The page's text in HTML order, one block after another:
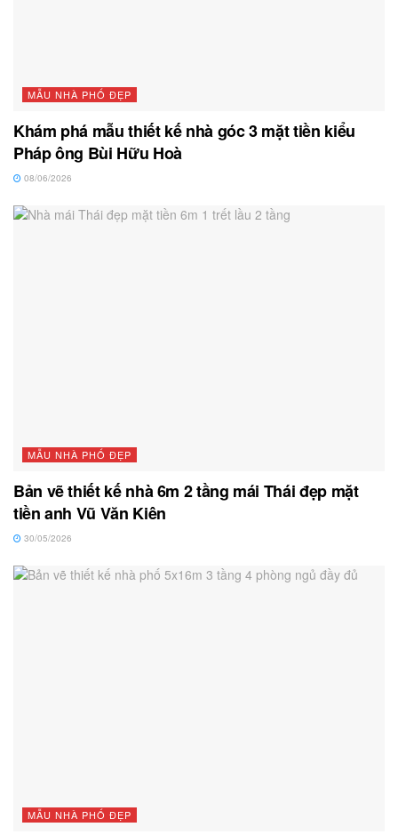
MẪU NHÀ PHỐ ĐẸP
Khám phá mẫu thiết kế nhà góc 3 mặt tiền kiểu
Pháp ông Bùi Hữu Hoà
08/06/2026
MẪU NHÀ PHỐ ĐẸP
Bản vẽ thiết kế nhà 6m 2 tầng mái Thái đẹp mặt
tiền anh Vũ Văn Kiên
30/05/2026
MẪU NHÀ PHỐ ĐẸP